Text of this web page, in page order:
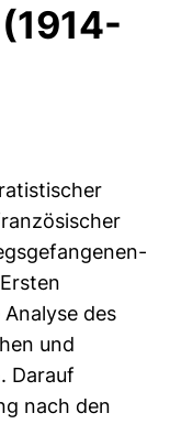
des
und
Darauf
nach den